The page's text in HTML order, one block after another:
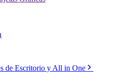
de Escritorio y All in One